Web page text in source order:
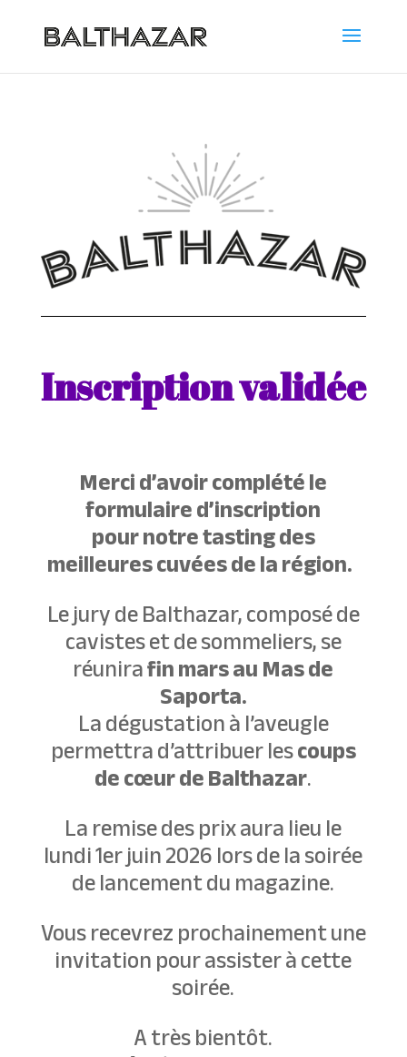
Inscription validée
Merci d’avoir complété le
formulaire d’inscription
pour notre tasting des
meilleures cuvées de la région.
Le jury de Balthazar, composé de
cavistes et de sommeliers, se
réunirafin mars au Mas de
Saporta.
La dégustation à l’aveugle
permettra d’attribuer lescoups
de cœur de Balthazar.
La remise des prix aura lieu le
lundi 1er juin 2026 lors de la soirée
de lancement du magazine.
Vous recevrez prochainement une
invitation pour assister à cette
soirée.
A très bientôt.